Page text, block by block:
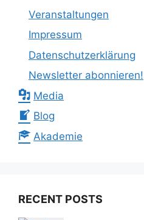
Veranstaltungen
Impressum
Datenschutzerklärung
Newsletter abonnieren!
Media
Blog
Akademie
RECENT POSTS